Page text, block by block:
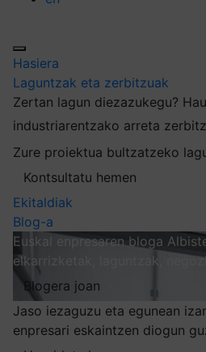
Hasiera
Laguntzak eta zerbitzuak
Zertan lagun diezazukegu?
industriarentzako arreta
Zure proiektua bultzatzeko
Kontsultatu hemen
Ekitaldiak
Blog-a
Euskal enpresaren bloga
elkarrizketak, laguntzak,
Blogera joan
Jaso iezaguzu eta egunean
enpresari eskaintzen diogun